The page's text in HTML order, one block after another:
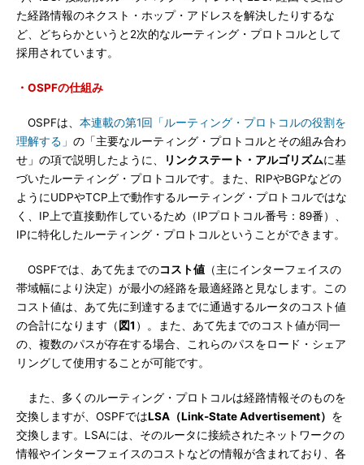
た経路情報のネクスト・ホップ・アドレスを解決したりするな
ど、どちらかというと2次的なルーティング・プロトコルとして
採用されています。
・OSPFの仕組み
OSPFは、 本連載の第1回「ルーティング・プロトコルの役割を
理解する」 の「主要なルーティング・プロトコルとその組み合わ
せ」の項で説明したように、
リンクステート・アルゴリズムに基
づいたルーティング・プロトコルです。また、RIPやBGPなどの
ようにUDPやTCP上で動作するルーティング・プロトコルではな
く、IP上で直接動作しているため（IPプロトコル番号：89番）、
IPに特化したルーティング・プロトコルということができます。
OSPFでは、あて先までのコスト値 （主にインターフェイスの
帯域幅により決定）が最小の経路を最適経路と見なします。この
コスト値は、あて先に到達するまでに通過するルータのコスト値
の合計になります（ 図1 ）。また、あて先までのコスト値が同一
の、複数のパスが存在する場合、これらのパスをロード・シェア
リングして使用することが可能です。
また、多くのルーティング・プロトコルは経路情報そのものを
交換しますが、OSPFではLSA（Link-State Advertisement） を
交換します。LSAには、そのルータに接続されたネットワークの
情報やインターフェイスのコストなどの情報が含まれており、各